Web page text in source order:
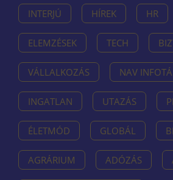
INTERJÚ HÍREK HR
ELEMZÉSEK TECH
VÁLLALKOZÁS NAV
INGATLAN UTAZÁS
ÉLETMÓD GLOBÁL
AGRÁRIUM ADÓZÁS